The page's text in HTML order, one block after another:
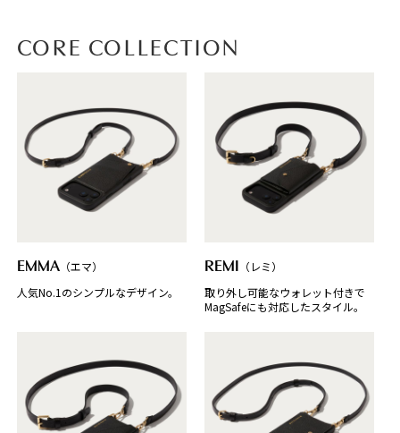
CORE COLLECTION
EMMA（エマ）
人気No.1のシンプルなデザイン。
REMI （レミ）
取り外し可能なウォレット付きで
MagSafeにも対応したスタイル。